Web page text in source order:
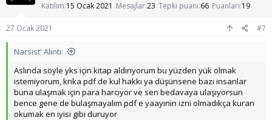
Katılım 15 Ocak 2021 Mesajlar23 Tepki puanı 66 Puanları 19
27 Ocak 2021 #7
Narsist' Alıntı:
Aslında söyle yks için kitap aldırıyorum bu yüzden yük olmak
istemiyorum, knka pdf de kul hakkı ya düşünsene bazı insanlar
buna ulaşmak için para harcıyor ve sen bedavaya ulaşıyorsun
bence gene de bulaşmayalım pdf e yaayınin izni olmadıkça kuran
okumak en iyisi gibi duruyor